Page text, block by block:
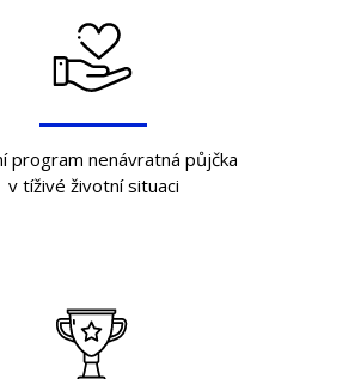
program nenávratná půjčka
v tíživé životní situaci